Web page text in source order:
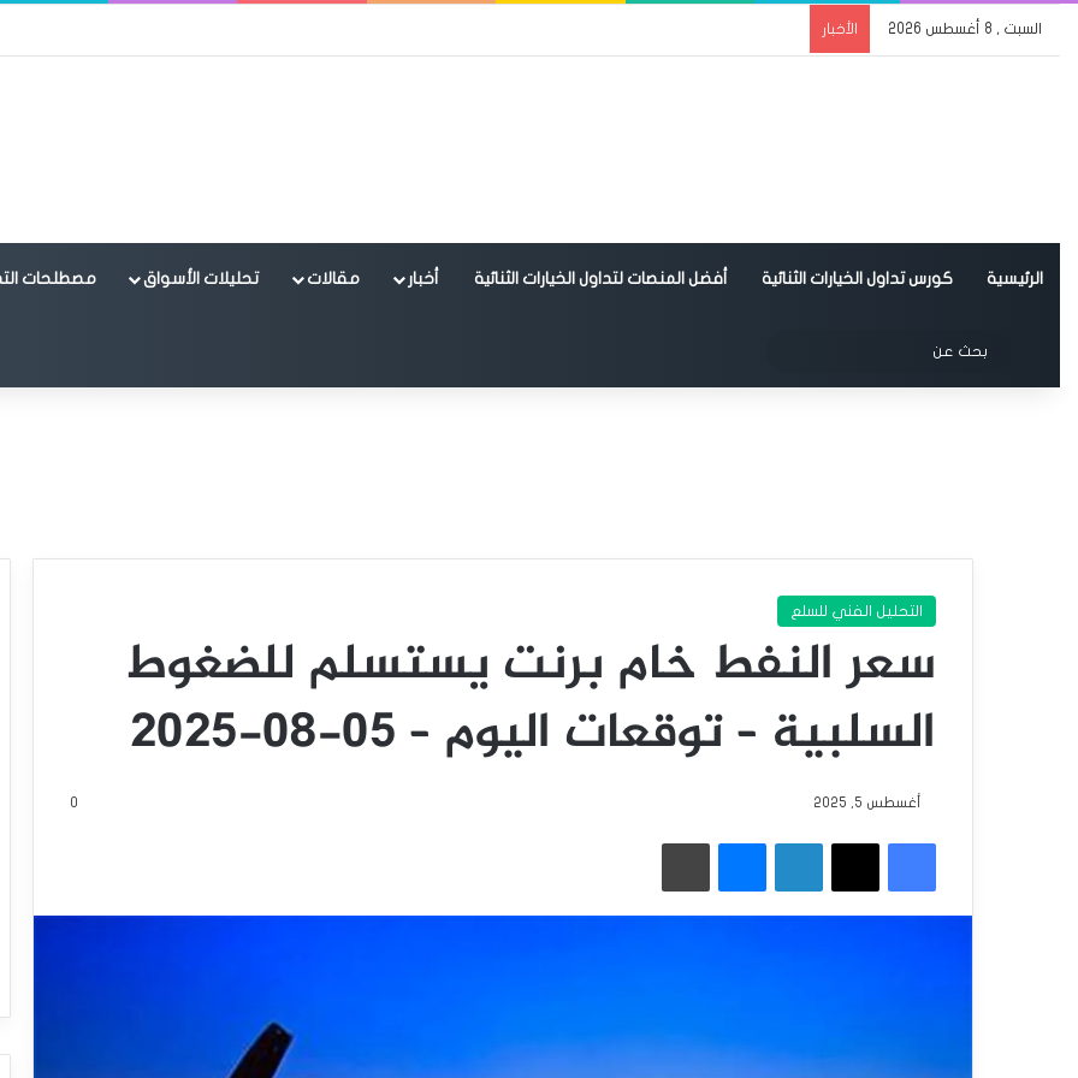
السبت , 8 أغسطس 2026 الأخبار
الرئيسية كورس تداول الخيارات الثنائية أفضل المنصات لتداول الخيارات الثنائية أخبار مقالات تحليلات الأسواق مصطلحات
الوضع المظلم
عن
التحليل الفني للسلع
سعر النفط خام برنت يستسلم للضغوط
السلبية – توقعات اليوم – 05-08-2025
أغسطس 5, 2025 0
فيسبوك
‫X لينكدإن ماسنجر طباعة